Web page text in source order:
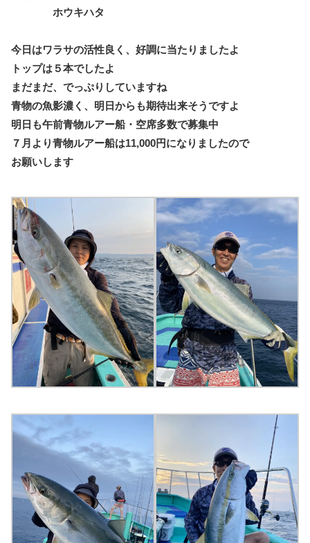
ホウキハタ
今日はワラサの活性良く、好調に当たりましたよ
トップは５本でしたよ
まだまだ、でっぷりしていますね
青物の魚影濃く、明日からも期待出来そうですよ
明日も午前青物ルアー船・空席多数で募集中
７月より青物ルアー船は11,000円になりましたので
お願いします